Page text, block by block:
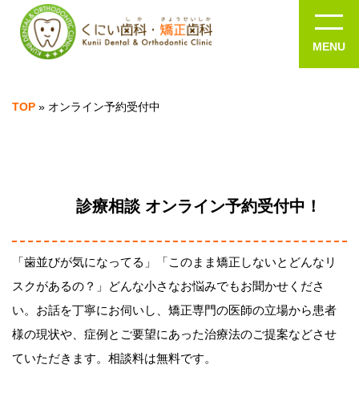
TOP » オンライン予約受付中
診療相談 オンライン予約受付中！
「歯並びが気になってる」「このまま矯正しないとどんなリ
スクがあるの？」どんな小さなお悩みでもお聞かせくださ
い。お話を丁寧にお伺いし、矯正専門の医師の立場から患者
様の現状や、症例とご要望にあった治療法のご提案などさせ
ていただきます。相談料は無料です。